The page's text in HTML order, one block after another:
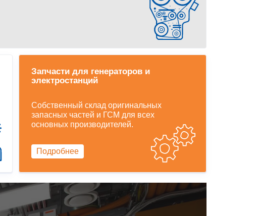
Запчасти для генераторов и
электростанций
Собственный склад оригинальных
запасных частей и ГСМ для всех
основных производителей.
Подробнее